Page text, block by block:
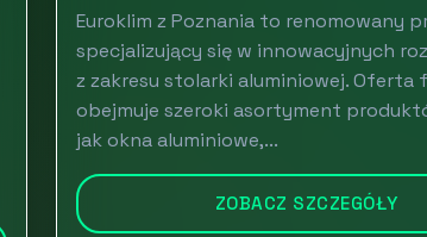
Euroklim z Poznania to renomowany
specjalizujący się w innowacyjnych
z zakresu stolarki aluminiowej. Oferta
obejmuje szeroki asortyment
jak okna aluminiowe,...
ZOBACZ SZCZEGÓŁY